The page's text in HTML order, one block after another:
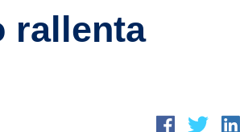
rallenta